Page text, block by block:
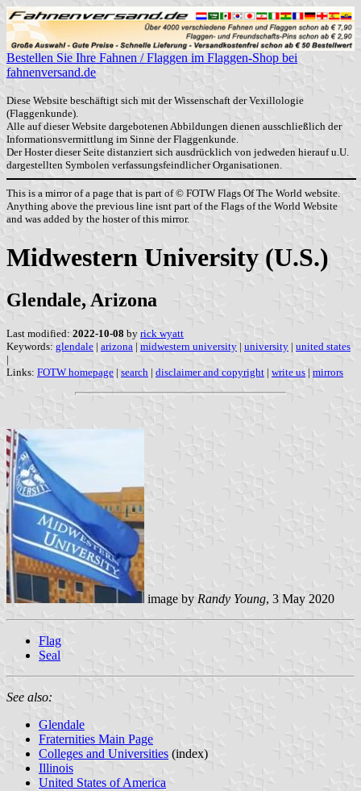
Bestellen Sie Ihre Fahnen / Flaggen im Flaggen-Shop bei
fahnenversand.de
Diese Website beschäftigt sich mit der Wissenschaft der Vexillologie
(Flaggenkunde).
Alle auf dieser Website dargebotenen Abbildungen dienen ausschließlich der
Informationsvermittlung im Sinne der Flaggenkunde.
Der Hoster dieser Seite distanziert sich ausdrücklich von jedweden hierauf u.U.
dargestellten Symbolen verfassungsfeindlicher Organisationen.
This is a mirror of a page that is part of © FOTW Flags Of The World website.
Anything above the previous line isnt part of the Flags of the World Website
and was added by the hoster of this mirror.
Midwestern University (U.S.)
Glendale, Arizona
Last modified: 2022-10-08 by rick wyatt
Keywords: glendale | arizona | midwestern university | university | united states
|
Links: FOTW homepage | search | disclaimer and copyright | write us | mirrors
image by Randy Young, 3 May 2020
Flag
Seal
See also:
Glendale
Fraternities Main Page
Colleges and Universities (index)
Illinois
United States of America